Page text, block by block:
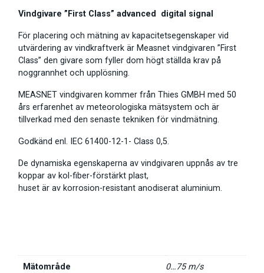
Vindgivare ”First Class” advanced digital signal
För placering och mätning av kapacitetsegenskaper vid
utvärdering av vindkraftverk är Measnet vindgivaren ”First
Class” den givare som fyller dom högt ställda krav på
noggrannhet och upplösning.
MEASNET vindgivaren kommer från Thies GMBH med 50
års erfarenhet av meteorologiska mätsystem och är
tillverkad med den senaste tekniken för vindmätning.
Godkänd enl. IEC 61400-12-1- Class 0,5.
De dynamiska egenskaperna av vindgivaren uppnås av tre
koppar av kol-fiber-förstärkt plast,
huset är av korrosion-resistant anodiserat aluminium.
Mätområde 0…75 m/s